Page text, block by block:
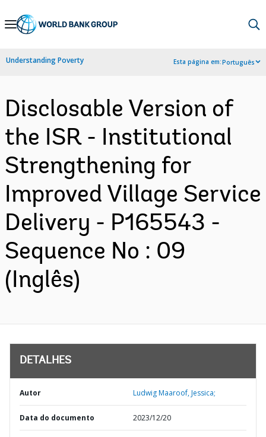
Skip
Navigation
Understanding Poverty Esta página em:Português
Disclosable Version of
the ISR - Institutional
Strengthening for
Improved Village Service
Delivery - P165543 -
Sequence No : 09
(Inglês)
DETALHES
Autor Ludwig Maaroof, Jessica;
Data do documento 2023/12/20